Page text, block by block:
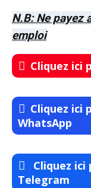
N.B: Ne payez
emploi
Cliquez ici
Cliquez ici
WhatsApp
Cliquez
Telegram